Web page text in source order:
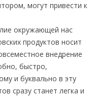
могут привести к
окружающей нас
продуктов носит
внедрение
быстро,
и буквально в эту
сразу станет легка и